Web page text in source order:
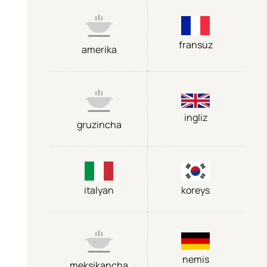
amerika fransuz
gruzincha
ingliz
italyan koreys
nemis